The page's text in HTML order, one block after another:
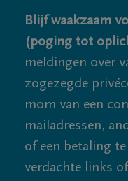
Blijf waakzaam
(poging tot
meldingen over
zogezegde
mom van een
mailadressen,
of een betaling
verdachte links